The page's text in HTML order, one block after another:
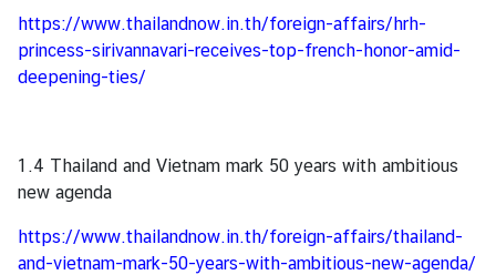
ร
กิ
จ
u
s
n
https://www.thailandnow.in.th/foreign-affairs/hrh-
princess-sirivannavari-receives-top-french-honor-amid-
deepening-ties/
1.4 Thailand and Vietnam mark 50 years with ambitious
new agenda
https://www.thailandnow.in.th/foreign-affairs/thailand-
and-vietnam-mark-50-years-with-ambitious-new-agenda/